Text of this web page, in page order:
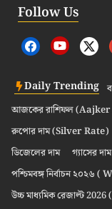
Follow Us
Daily Trending
আজকের রাশিফল
রুপোর দাম (Silver Rate)
ডিজেলের দাম
গ্যাসের দাম
পশ্চিমবঙ্গ নির্বাচন
উচ্চ মাধ্যমিক রেজাল্ট